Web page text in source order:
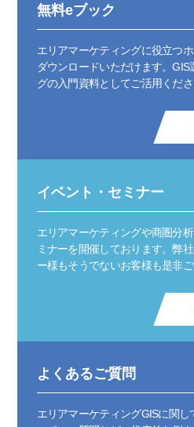
無料eブック
エリアマーケティングに役立つ
ダウンロードいただけます。
グの入門資料としてご活用くださ
イベント・セミナー
エリアマーケティングや商圏分
ミナーを開催しております。弊
ー様もそうでないお客様も是非ご
よくあるご質問
エリアマーケティングGISに関